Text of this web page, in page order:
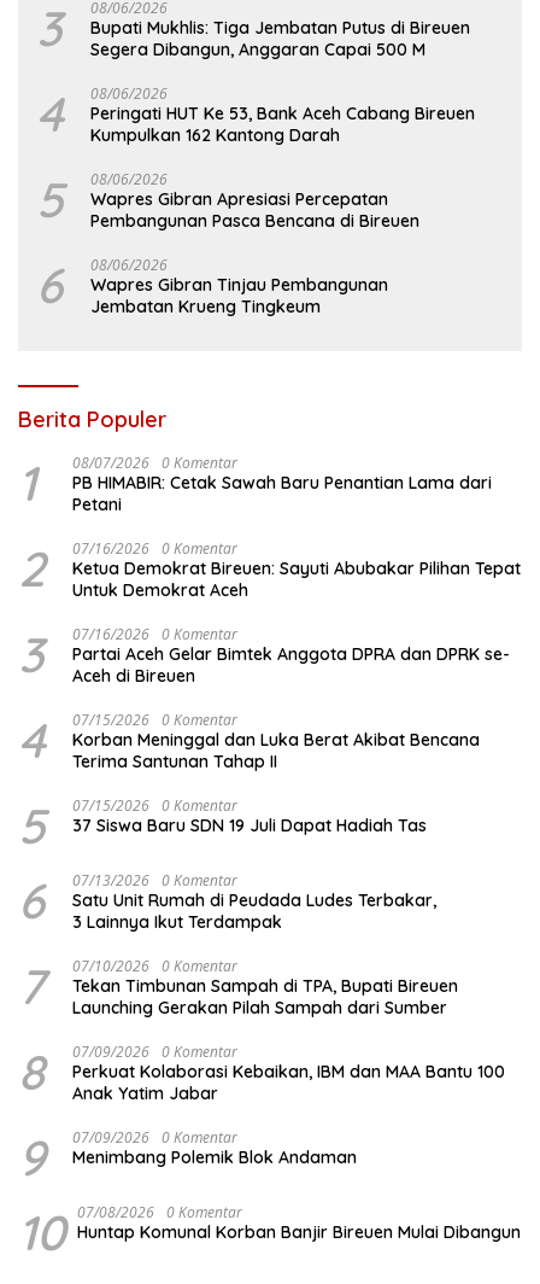
3 08/06/2026
Bupati Mukhlis: Tiga Jembatan Putus di Bireuen
Segera Dibangun, Anggaran Capai 500 M
4 08/06/2026
Peringati HUT Ke 53, Bank Aceh Cabang Bireuen
Kumpulkan 162 Kantong Darah
5 08/06/2026
Wapres Gibran Apresiasi Percepatan
Pembangunan Pasca Bencana di Bireuen
6 08/06/2026
Wapres Gibran Tinjau Pembangunan
Jembatan Krueng Tingkeum
Berita Populer
1 08/07/2026 0 Komentar
PB HIMABIR: Cetak Sawah Baru Penantian Lama dari
Petani
2 07/16/2026 0 Komentar
Ketua Demokrat Bireuen: Sayuti Abubakar Pilihan Tepat
Untuk Demokrat Aceh
3 07/16/2026 0 Komentar
Partai Aceh Gelar Bimtek Anggota DPRA dan DPRK se-
Aceh di Bireuen
4 07/15/2026 0 Komentar
Korban Meninggal dan Luka Berat Akibat Bencana
Terima Santunan Tahap II
5 07/15/2026 0 Komentar
37 Siswa Baru SDN 19 Juli Dapat Hadiah Tas
6 07/13/2026 0 Komentar
Satu Unit Rumah di Peudada Ludes Terbakar,
3 Lainnya Ikut Terdampak
7 07/10/2026 0 Komentar
Tekan Timbunan Sampah di TPA, Bupati Bireuen
Launching Gerakan Pilah Sampah dari Sumber
8 07/09/2026 0 Komentar
Perkuat Kolaborasi Kebaikan, IBM dan MAA Bantu 100
Anak Yatim Jabar
9 07/09/2026 0 Komentar
Menimbang Polemik Blok Andaman
10 07/08/2026 0 Komentar
Huntap Komunal Korban Banjir Bireuen Mulai Dibangun